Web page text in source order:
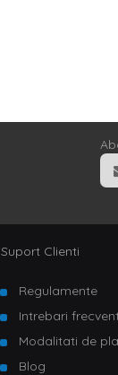
Suport Clienti
Regulamente
Intrebari
Modalitati de
Blog